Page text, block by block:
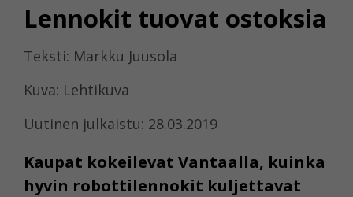
Lennokit tuovat ostoksia
Teksti: Markku Juusola
Kuva: Lehtikuva
Uutinen julkaistu: 28.03.2019
Kaupat kokeilevat Vantaalla, kuinka
hyvin robottilennokit kuljettavat